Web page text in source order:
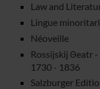
Law and
Lingue
Néoveille
Rossijskij Θeatr
1730 - 1836
Salzburger